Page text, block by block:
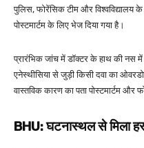
पुलिस, फोरेंसिक टीम और
पोस्टमार्टम के लिए भेज दिया गया है।
प्रारंभिक जांच में डॉक्टर के हाथ की नस
एनेस्थीसिया से जुड़ी किसी दवा का
वास्तविक कारण का पता पोस्टमार्टम और
BHU: घटनास्थल से मिला